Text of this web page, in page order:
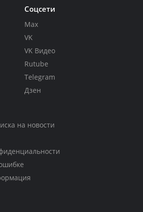
Соцсети
Max
VK
VK Видео
Rutube
Telegram
Дзен
на новости